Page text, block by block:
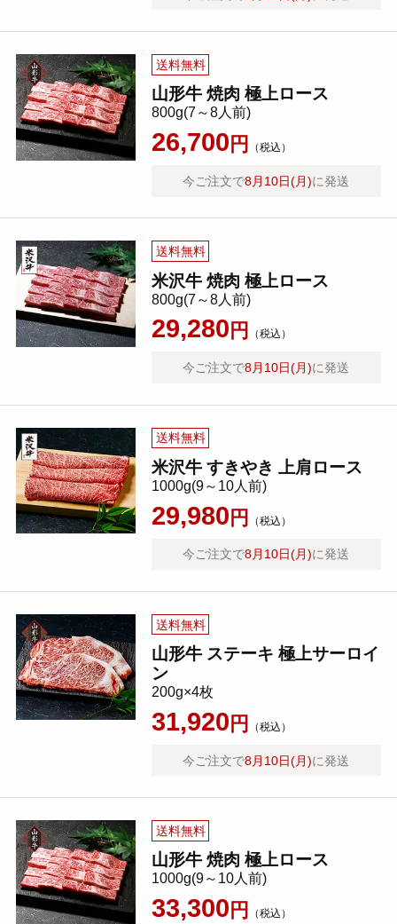
送料無料
山形牛 焼肉 極上ロース
800g(7～8人前)
26,700 円 （税込）
今ご注文で8月10日(月)に発送
送料無料
米沢牛 焼肉 極上ロース
800g(7～8人前)
29,280 円 （税込）
今ご注文で8月10日(月)に発送
送料無料
米沢牛 すきやき 上肩ロース
1000g(9～10人前)
29,980 円 （税込）
今ご注文で8月10日(月)に発送
送料無料
山形牛 ステーキ 極上サーロイ
ン
200g×4枚
31,920 円 （税込）
今ご注文で8月10日(月)に発送
送料無料
山形牛 焼肉 極上ロース
1000g(9～10人前)
33,300 円 （税込）